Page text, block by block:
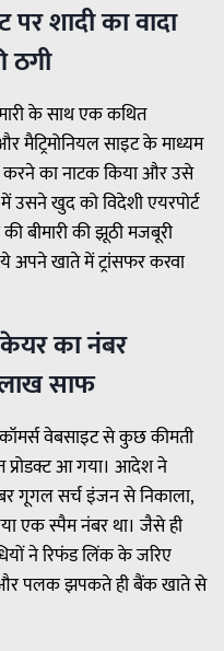
पर शादी का वादा
के साथ एक कथित
साइट के माध्यम
करने का नाटक किया और उसे
उसने खुद को विदेशी एयरपोर्ट
बीमारी की झूठी मजबूरी
खाते में ट्रांसफर करवा
का नंबर
साफ
वेबसाइट से कुछ कीमती
प्रोडक्ट आ गया। आदेश ने
गूगल सर्च इंजन से निकाला,
एक स्पैम नंबर था। जैसे ही
ने रिफंड लिंक के जरिए
और पलक झपकते ही बैंक खाते से